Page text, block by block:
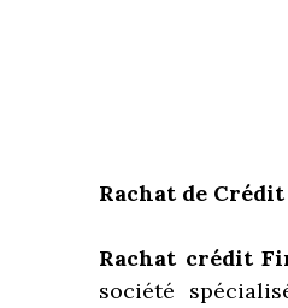
Rachat de
Rachat crédit
société